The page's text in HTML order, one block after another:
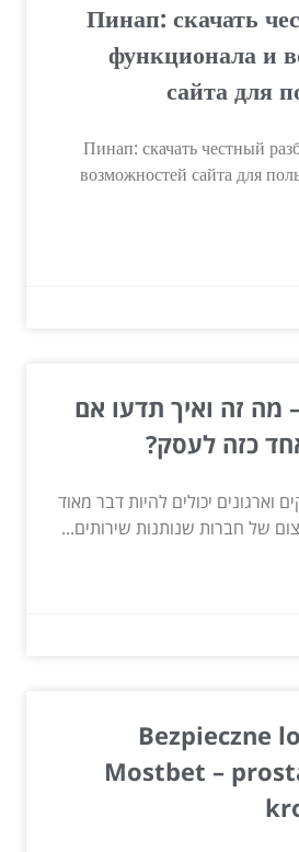
Пинап: скачать
функционала и
сайта для
Пинап: скачать честный
возможностей сайта для
מה זה ואיך תדעו אם
כזה לעסק?
וארגונים יכולים להיות דבר מאוד
של חברות שנותנות שירותים...
Bezpieczne
Mostbet –